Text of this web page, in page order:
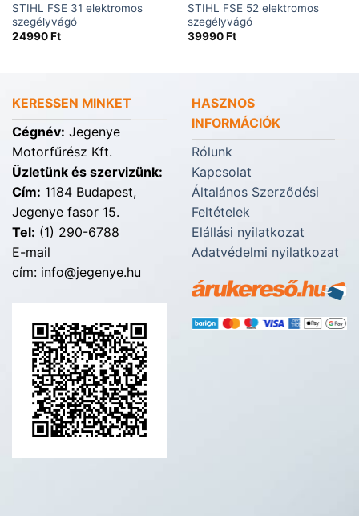
STIHL FSE 31 elektromos
szegélyvágó
24990Ft
STIHL FSE 52 elektromos
szegélyvágó
39990Ft
KERESSEN MINKET
Cégnév: Jegenye
Motorfűrész Kft.
Üzletünk és szervizünk:
Cím: 1184 Budapest,
Jegenye fasor 15.
Tel: (1) 290-6788
E-mail
cím: info@jegenye.hu
HASZNOS
INFORMÁCIÓK
Rólunk
Kapcsolat
Általános Szerződési
Feltételek
Elállási nyilatkozat
Adatvédelmi nyilatkozat